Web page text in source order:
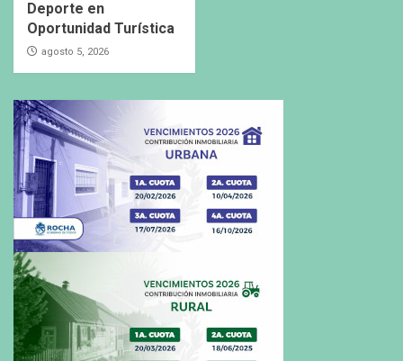
Deporte en
Oportunidad Turística
agosto 5, 2026